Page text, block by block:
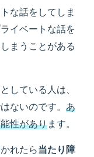
な話をしてしま
イベートな話を
まうことがある
している人は、
ないのです。 あ
性があります。
れたら当たり障